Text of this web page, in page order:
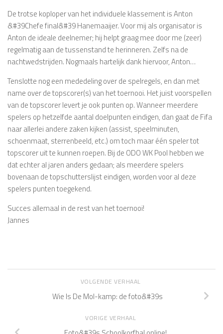
De trotse koploper van het individuele klassement is Anton
&#39Chefe final&#39 Hanemaaijer. Voor mij als organisator is
Anton de ideale deelnemer; hij helpt graag mee door me (zeer)
regelmatig aan de tussenstand te herinneren. Zelfs na de
nachtwedstrijden. Nogmaals hartelijk dank hiervoor, Anton…
Tenslotte nog een mededeling over de spelregels, en dan met
name over de topscorer(s) van het toernooi. Het juist voorspellen
van de topscorer levert je ook punten op. Wanneer meerdere
spelers op hetzelfde aantal doelpunten eindigen, dan gaat de Fifa
naar allerlei andere zaken kijken (assist, speelminuten,
schoenmaat, sterrenbeeld, etc.) om toch maar één speler tot
topscorer uit te kunnen roepen. Bij de ODO WK Pool hebben we
dat echter al jaren anders gedaan; als meerdere spelers
bovenaan de topschutterslijst eindigen, worden voor al deze
spelers punten toegekend.
Succes allemaal in de rest van het toernooi!
Jannes
VOLGENDE VERHAAL
Wie Is De Mol-kamp: de foto&#39s
VORIGE VERHAAL